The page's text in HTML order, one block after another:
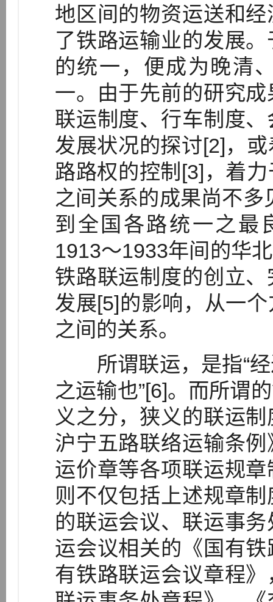
地区间的物资运送和
了铁路运输业的发展
的统一，便成为晚清
一。由于先前的研究
联运制度、行车制度
发展状况的探讨[2]，
路路权的控制[3]，着
之间关系的成果尚不多
到全国各路统一之最
1913～1933年间的华
铁路联运制度的创立
发展[5]的影响，从一
之间的关系。
所谓联运，是指“经
之运输也”[6]。而所谓
义之分，狭义的联运
沪宁五路联络运输条
运价章等各项联运规
则不仅包括上述规章
的联运会议、联运事
运会议相关的《国有
有铁路联运会议章程